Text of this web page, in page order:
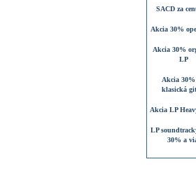
SACD za
Akcia 30%
Akcia 30%
LP
Akcia
klasická
Akcia LP
LP
30% a